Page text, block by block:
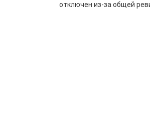
отключен из-за общей